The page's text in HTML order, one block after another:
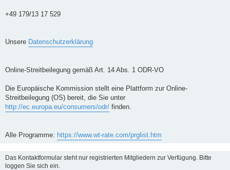
+49 179/13 17 529
Unsere Datenschutzerklärung
Online-Streitbeilegung gemäß Art. 14 Abs. 1 ODR-VO
Die Europäische Kommission stellt eine Plattform zur Online-
Streitbeilegung (OS) bereit, die Sie unter
http://ec.europa.eu/consumers/odr/ finden.
Alle Programme: https://www.wt-rate.com/prglist.htm
Das Kontaktformular steht nur registrierten Mitgliedern zur Verfügung. Bitte
loggen Sie sich ein.